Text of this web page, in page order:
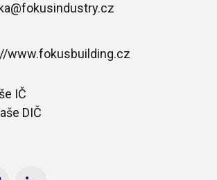
www.fokusbuilding.cz
IČ
DIČ